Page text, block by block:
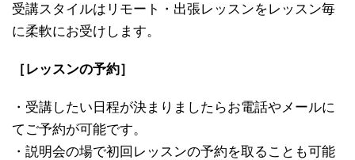
受講スタイルはリモート・出張レッスンをレッスン毎
に柔軟にお受けします。
［レッスンの予約］
・受講したい日程が決まりましたらお電話やメールに
てご予約が可能です。
・説明会の場で初回レッスンの予約を取ることも可能